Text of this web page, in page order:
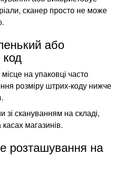
сканер просто не може
або
на упаковці часто
розміру штрих-коду нижче
зі скануванням на складі,
магазинів.
розташування на